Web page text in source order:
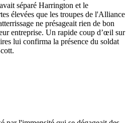
séparé Harrington et le
élevées que les troupes de l'Alliance
ne présageait rien de bon
entreprise. Un rapide coup d’œil sur
lui confirma la présence du soldat